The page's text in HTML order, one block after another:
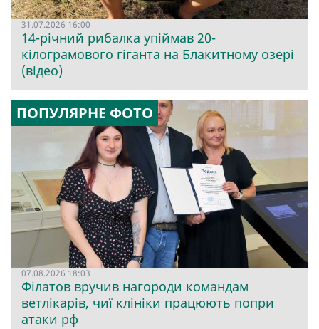
31.07.2026 16:00
14-річний рибалка упіймав 20-
кілограмового гіганта на Блакитному озері
(відео)
ПОПУЛЯРНЕ ФОТО
07.08.2026 18:03
Філатов вручив нагороди командам
ветлікарів, чиї клініки працюють попри
атаки рф